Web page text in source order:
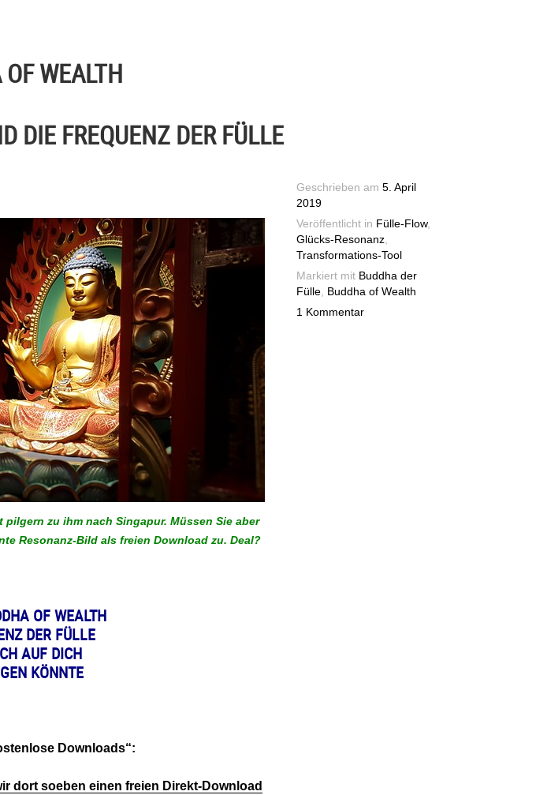
WEALTH
DIE FREQUENZ DER FÜLLE
Geschrieben am5. April
2019
Veröffentlicht in Fülle-Flow,
Glücks-Resonanz
Transformations-Tool
Markiert mit Buddha der
Fülle
Buddha of Wealth
1 Kommentar
pilgern zu ihm nach Singapur. Müssen Sie aber
Resonanz-Bild als freien Download zu. Deal?
OF WEALTH
DER FÜLLE
AUF DICH
KÖNNTE
Downloads“:
dort soeben einen freien Direkt-Download